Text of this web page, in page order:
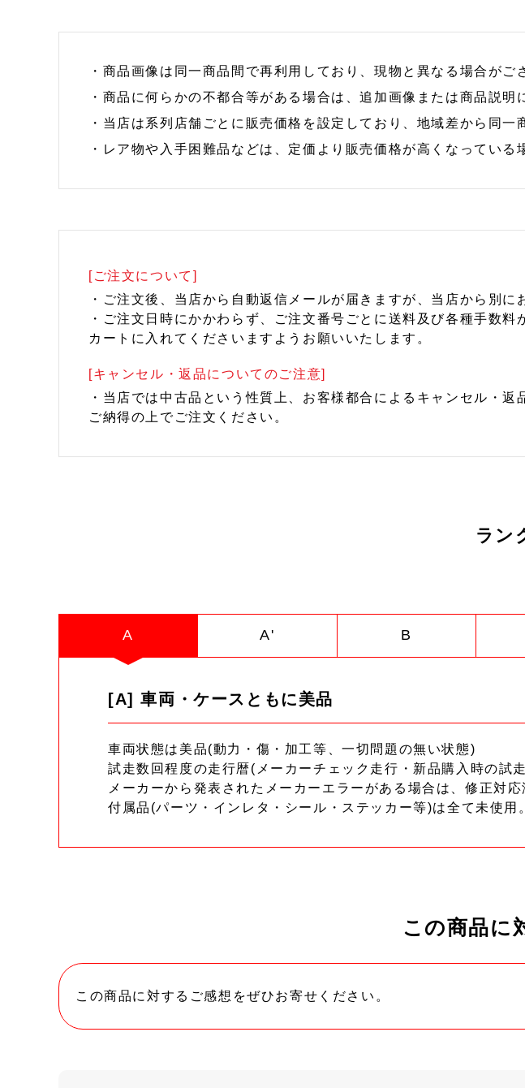
・商品画像は同一商品間で再利用しており、現物と異なる場合がご
・商品に何らかの不都合等がある場合は、追加画像または商品説明
・当店は系列店舗ごとに販売価格を設定しており、地域差から同
・レア物や入手困難品などは、定価より販売価格が高くなっている
[ご注文について]
・ご注文後、当店から自動返信メールが届きますが、当店から別
・ご注文日時にかかわらず、ご注文番号ごとに送料及び各種手数
カートに入れてくださいますようお願いいたします。
[キャンセル・返品についてのご注意]
・当店では中古品という性質上、お客様都合によるキャンセル・
ご納得の上でご注文ください。
ラン
A A' B
[A] 車両・ケースともに美品
車両状態は美品(動力・傷・加工等、一切問題の無い状態)
試走数回程度の走行暦(メーカーチェック走行・新品購入時の試
メーカーから発表されたメーカーエラーがある場合は、修正対
付属品(パーツ・インレタ・シール・ステッカー等)は全て未使用
この商品に
この商品に対するご感想をぜひお寄せください。